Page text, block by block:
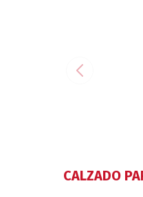
CALZADO